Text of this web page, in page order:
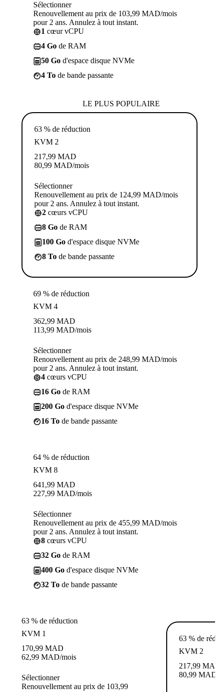
Sélectionner
Renouvellement au prix de 103,99 MAD/mois
pour 2 ans. Annulez à tout instant.
1 cœur vCPU
4 Go de RAM
50 Go d'espace disque NVMe
4 To de bande passante
LE PLUS POPULAIRE
63 % de réduction
KVM 2
217,99 MAD
80,99 MAD/mois
Sélectionner
Renouvellement au prix de 124,99 MAD/mois
pour 2 ans. Annulez à tout instant.
2 cœurs vCPU
8 Go de RAM
100 Go d'espace disque NVMe
8 To de bande passante
69 % de réduction
KVM 4
362,99 MAD
113,99 MAD/mois
Sélectionner
Renouvellement au prix de 248,99 MAD/mois
pour 2 ans. Annulez à tout instant.
4 cœurs vCPU
16 Go de RAM
200 Go d'espace disque NVMe
16 To de bande passante
64 % de réduction
KVM 8
641,99 MAD
227,99 MAD/mois
Sélectionner
Renouvellement au prix de 455,99 MAD/mois
pour 2 ans. Annulez à tout instant.
8 cœurs vCPU
32 Go de RAM
400 Go d'espace disque NVMe
32 To de bande passante
63 % de réduction
KVM 1
170,99 MAD
62,99 MAD/mois
Sélectionner
Renouvellement au prix de 103,99
63 % de
KVM 2
217,99
80,99 MAD